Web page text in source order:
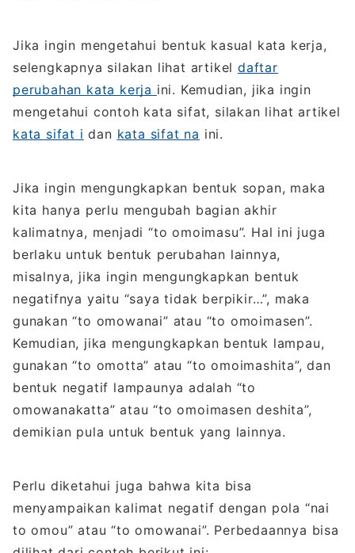
Jika ingin mengetahui bentuk kasual kata kerja,
selengkapnya silakan lihat artikeldaftar
perubahan kata kerja ini. Kemudian, jika ingin
mengetahui contoh kata sifat, silakan lihat artikel
kata sifat i dan kata sifat na ini.
Jika ingin mengungkapkan bentuk sopan, maka
kita hanya perlu mengubah bagian akhir
kalimatnya, menjadi “to omoimasu”. Hal ini juga
berlaku untuk bentuk perubahan lainnya,
misalnya, jika ingin mengungkapkan bentuk
negatifnya yaitu “saya tidak berpikir…”, maka
gunakan “to omowanai” atau “to omoimasen”.
Kemudian, jika mengungkapkan bentuk lampau,
gunakan “to omotta” atau “to omoimashita”, dan
bentuk negatif lampaunya adalah “to
omowanakatta” atau “to omoimasen deshita”,
demikian pula untuk bentuk yang lainnya.
Perlu diketahui juga bahwa kita bisa
menyampaikan kalimat negatif dengan pola “nai
to omou” atau “to omowanai”. Perbedaannya bisa